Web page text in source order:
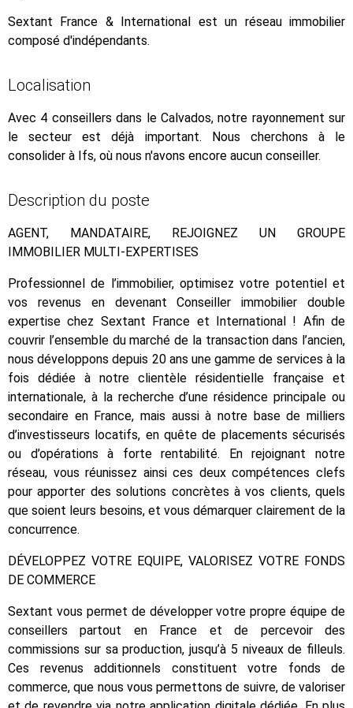
Sextant France & International est un réseau immobilier
composé d'indépendants.
Localisation
Avec 4 conseillers dans le Calvados, notre rayonnement sur
le secteur est déjà important. Nous cherchons à le
consolider à Ifs, où nous n'avons encore aucun conseiller.
Description du poste
AGENT, MANDATAIRE, REJOIGNEZ UN GROUPE
IMMOBILIER MULTI-EXPERTISES
Professionnel de l’immobilier, optimisez votre potentiel et
vos revenus en devenant Conseiller immobilier double
expertise chez Sextant France et International ! Afin de
couvrir l’ensemble du marché de la transaction dans l’ancien,
nous développons depuis 20 ans une gamme de services à la
fois dédiée à notre clientèle résidentielle française et
internationale, à la recherche d’une résidence principale ou
secondaire en France, mais aussi à notre base de milliers
d’investisseurs locatifs, en quête de placements sécurisés
ou d’opérations à forte rentabilité. En rejoignant notre
réseau, vous réunissez ainsi ces deux compétences clefs
pour apporter des solutions concrètes à vos clients, quels
que soient leurs besoins, et vous démarquer clairement de la
concurrence.
DÉVELOPPEZ VOTRE EQUIPE, VALORISEZ VOTRE FONDS
DE COMMERCE
Sextant vous permet de développer votre propre équipe de
conseillers partout en France et de percevoir des
commissions sur sa production, jusqu’à 5 niveaux de filleuls.
Ces revenus additionnels constituent votre fonds de
commerce, que nous vous permettons de suivre, de valoriser